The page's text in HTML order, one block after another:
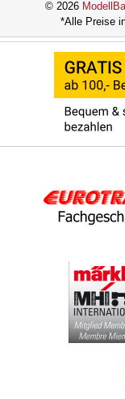
© 2026
*Alle Preise